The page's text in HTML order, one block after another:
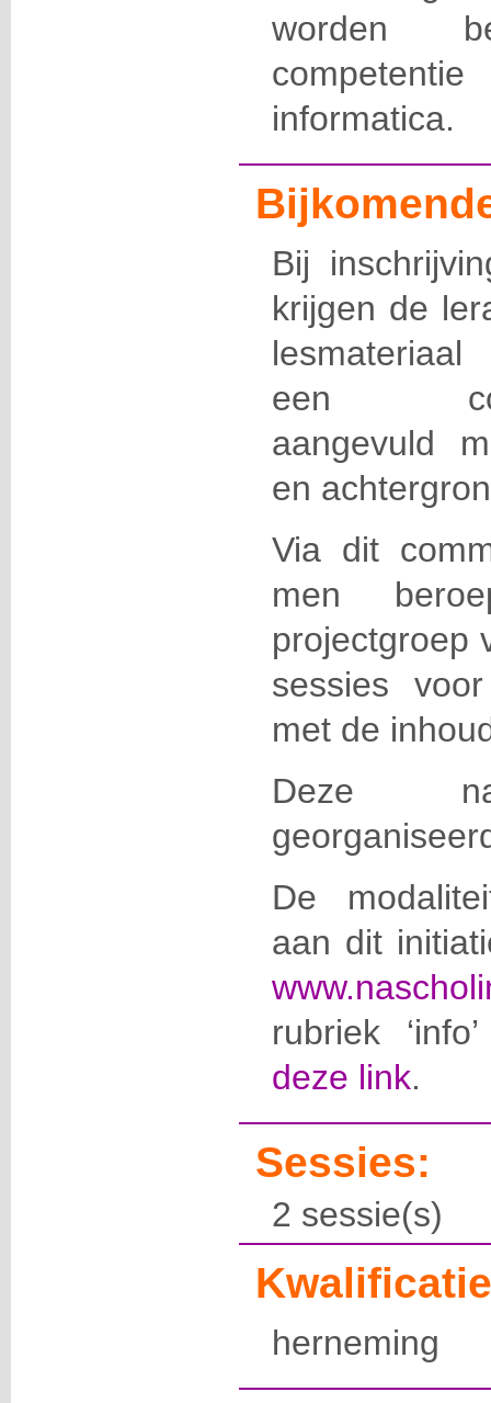
worden
informatica.
Bij
krijgen de
een
aangevuld
en
Via dit
men
projectgroep
sessies
met de
Deze
De
aan dit
rubriek
deze link.
Sessies:
2 sessie(s)
herneming